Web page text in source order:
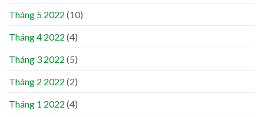
Tháng 5 2022 (10)
Tháng 4 2022 (4)
Tháng 3 2022 (5)
Tháng 2 2022 (2)
Tháng 1 2022 (4)